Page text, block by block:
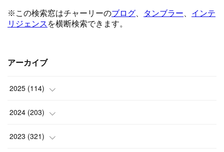
アーカイブ
2025 (114)
(1)
(8)
2024 (203)
(24)
2023 (321)